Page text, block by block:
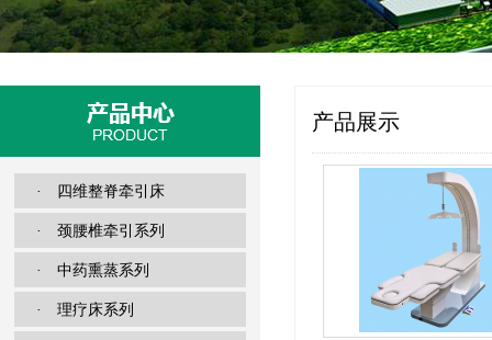
· 四维整脊牵引床
· 颈腰椎牵引系列
· 中药熏蒸系列
· 理疗床系列
产品展示